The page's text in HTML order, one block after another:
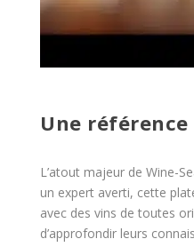
Une
L’atout majeur de Wine-
un expert averti, cette
avec des vins de toutes
d’approfondir leurs